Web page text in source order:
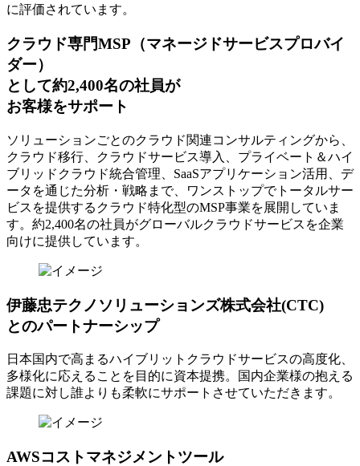
に評価されています。
クラウド専門MSP （マネージドサービスプロバイ
ダー）
として約2,400名の社員が
お客様をサポート
ソリューションごとのクラウド関連コンサルティングから、
クラウド移行、クラウドサービス導入、プライベート＆ハイ
ブリッドクラウド統合管理、SaaSアプリケーション活用、デ
ータを通じた分析・戦略まで、ワンストップでトータルサー
ビスを提供するクラウド特化型のMSP事業を展開していま
す。約2,400名の社員がグローバルクラウドサービスを企業
向けに提供しています。
伊藤忠テクノソリューションズ株式会社(CTC)
とのパートナーシップ
日本国内で高まるハイブリットクラウドサービスの高度化、
多様化に応えることを目的に資本提携。国内企業様の抱える
課題に対し誰よりも柔軟にサポートさせていただきます。
AWSコストマネジメントツール